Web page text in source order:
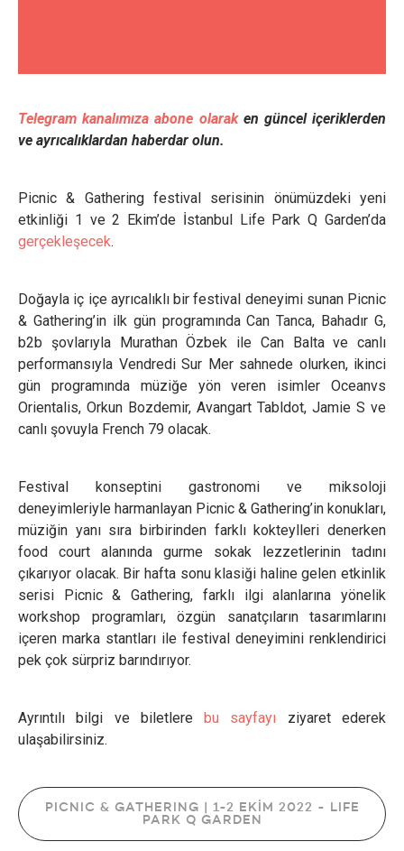
Telegram kanalımıza abone olaraken güncel içeriklerden
ve ayrıcalıklardan haberdar olun.
Picnic & Gathering festival serisinin önümüzdeki yeni
etkinliği 1 ve 2 Ekim’de İstanbul Life Park Q Garden’da
gerçekleşecek.
Doğayla iç içe ayrıcalıklı bir festival deneyimi sunan Picnic
& Gathering’in ilk gün programında Can Tanca, Bahadır G,
b2b şovlarıyla Murathan Özbek ile Can Balta ve canlı
performansıyla Vendredi Sur Mer sahnede olurken, ikinci
gün programında müziğe yön veren isimler Oceanvs
Orientalis, Orkun Bozdemir, Avangart Tabldot, Jamie S ve
canlı şovuyla French 79 olacak.
Festival konseptini gastronomi ve miksoloji
deneyimleriyle harmanlayan Picnic & Gathering’in konukları,
müziğin yanı sıra birbirinden farklı kokteylleri denerken
food court alanında gurme sokak lezzetlerinin tadını
çıkarıyor olacak. Bir hafta sonu klasiği haline gelen etkinlik
serisi Picnic & Gathering, farklı ilgi alanlarına yönelik
workshop programları, özgün sanatçıların tasarımlarını
içeren marka stantları ile festival deneyimini renklendirici
pek çok sürpriz barındırıyor.
Ayrıntılı bilgi ve biletlerebu sayfayı ziyaret ederek
ulaşabilirsiniz.
PICNIC & GATHERING | 1-2 EKİM 2022 - LIFE
PARK Q GARDEN